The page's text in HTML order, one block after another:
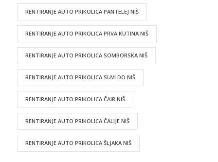
RENTIRANJE AUTO PRIKOLICA PANTELEJ NIŠ
RENTIRANJE AUTO PRIKOLICA PRVA KUTINA NIŠ
RENTIRANJE AUTO PRIKOLICA SOMBORSKA NIŠ
RENTIRANJE AUTO PRIKOLICA SUVI DO NIŠ
RENTIRANJE AUTO PRIKOLICA ČAIR NIŠ
RENTIRANJE AUTO PRIKOLICA ČALIJE NIŠ
RENTIRANJE AUTO PRIKOLICA ŠLJAKA NIŠ